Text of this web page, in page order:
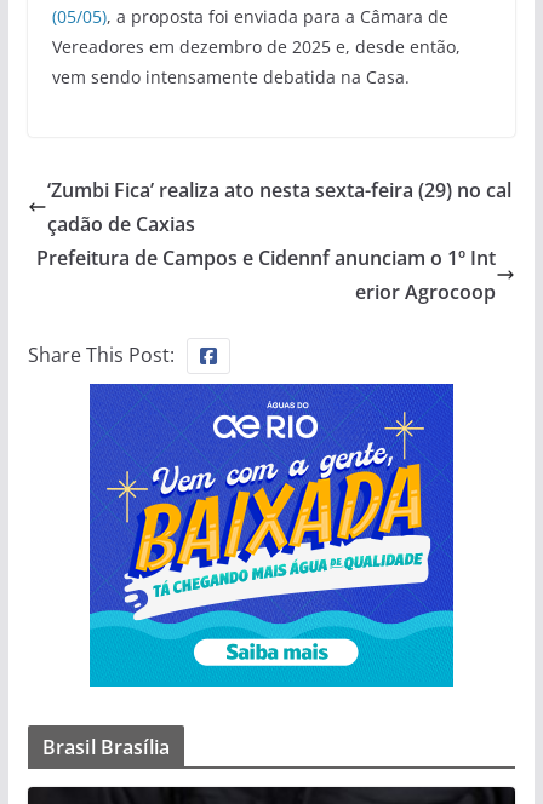
(05/05), a proposta foi enviada para a Câmara de
Vereadores em dezembro de 2025 e, desde então,
vem sendo intensamente debatida na Casa.
‘Zumbi Fica’ realiza ato nesta sexta-feira (29) no cal
çadão de Caxias
Prefeitura de Campos e Cidennf anunciam o 1º Int
erior Agrocoop
Share This Post:
Brasil Brasília